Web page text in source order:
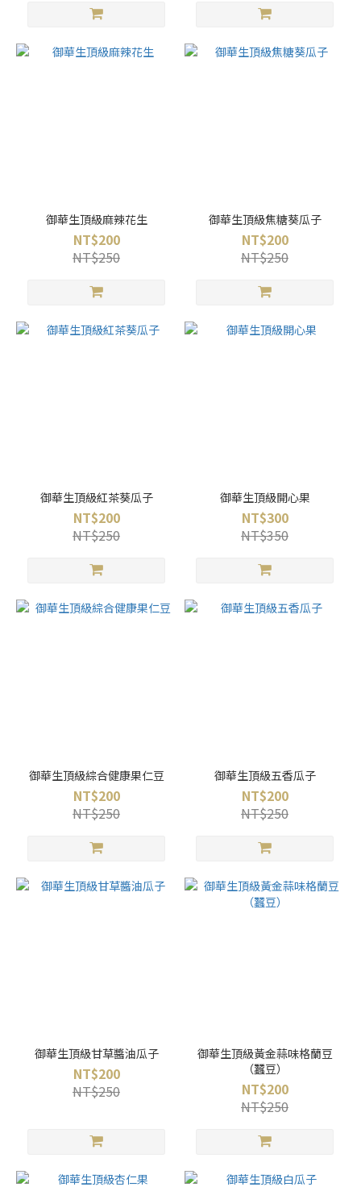
御華生頂級麻辣花生
NT$200
NT$250
御華生頂級焦糖葵瓜子
NT$200
NT$250
御華生頂級紅茶葵瓜子
NT$200
NT$250
御華生頂級開心果
NT$300
NT$350
御華生頂級綜合健康果仁豆
NT$200
NT$250
御華生頂級五香瓜子
NT$200
NT$250
御華生頂級甘草醬油瓜子
NT$200
NT$250
御華生頂級黃金蒜味格蘭豆
（蠶豆）
NT$200
NT$250